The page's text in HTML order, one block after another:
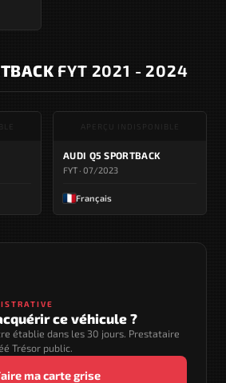
FYT 2021 - 2024
APERÇU INDISPONIBLE
AUDI Q5 SPORTBACK
FYT · 07/2023
Français
ce véhicule ?
établie dans les 30 jours. Prestataire
Trésor public.
ma carte grise